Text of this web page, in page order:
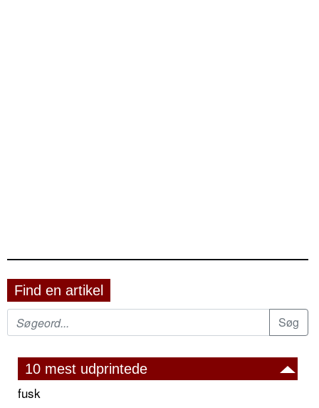
Find en artikel
10 mest udprintede
fusk